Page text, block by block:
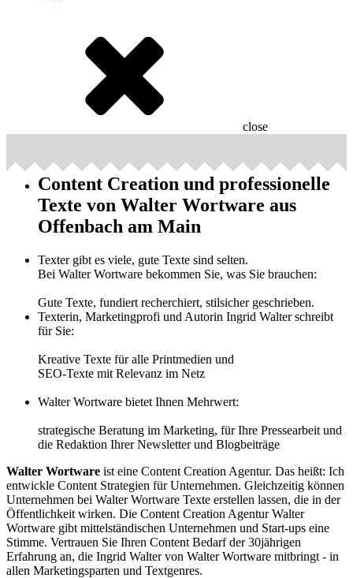
close
Content Creation und professionelle
Texte von Walter Wortware aus
Offenbach am Main
Texter gibt es viele, gute Texte sind selten.
Bei Walter Wortware bekommen Sie, was Sie brauchen:
Gute Texte, fundiert recherchiert, stilsicher geschrieben.
Texterin, Marketingprofi und Autorin Ingrid Walter schreibt
für Sie:
Kreative Texte für alle Printmedien und
SEO-Texte mit Relevanz im Netz
Walter Wortware bietet Ihnen Mehrwert:
strategische Beratung im Marketing, für Ihre Pressearbeit und
die Redaktion Ihrer Newsletter und Blogbeiträge
Walter Wortware ist eine Content Creation Agentur. Das heißt: Ich
entwickle Content Strategien für Unternehmen. Gleichzeitig können
Unternehmen bei Walter Wortware Texte erstellen lassen, die in der
Öffentlichkeit wirken. Die Content Creation Agentur Walter
Wortware gibt mittelständischen Unternehmen und Start-ups eine
Stimme. Vertrauen Sie Ihren Content Bedarf der 30jährigen
Erfahrung an, die Ingrid Walter von Walter Wortware mitbringt - in
allen Marketingsparten und Textgenres.